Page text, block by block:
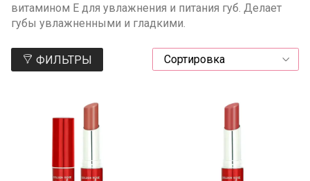
витамином Е для увлажнения и питания губ. Делает
губы увлажненными и гладкими.
ФИЛЬТРЫ